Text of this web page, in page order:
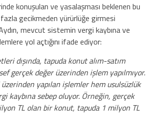
konuşulan ve yasalaşması beklenen bu
gecikmeden yürürlüğe girmesi
mevcut sistemin vergi kaybına ve
yol açtığını ifade ediyor:
dışında, tapuda konut alım-satım
gerçek değer üzerinden işlem yapılmıyor.
yapılan işlemler hem usulsüzlük
kaybına sebep oluyor. Örneğin, gerçek
TL olan bir konut, tapuda 1 milyon TL